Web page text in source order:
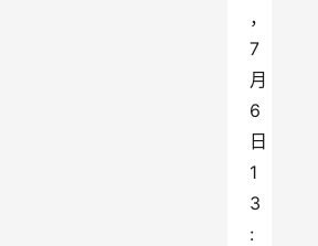
，
7
月
6
日
1
3
: